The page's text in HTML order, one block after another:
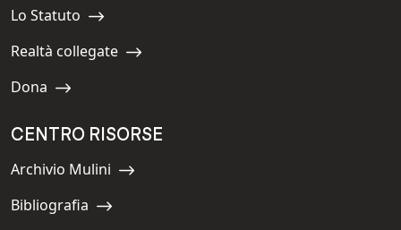
Navigate to:
Lo Statuto
Navigate to:
Realtà collegate
Navigate to:
Dona
CENTRO RISORSE
Navigate to:
Archivio Mulini
Navigate to:
Bibliografia